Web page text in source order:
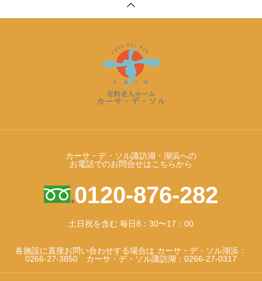
カーサ・デ・ソル諏訪湖・湖浜への
お電話でのお問合せはこちらから
0120-876-282
土日祝を含む 毎日8：30〜17：00
各施設に直接お問い合わせする場合は カーサ・デ・ソル湖浜：
0266-27-3850 カーサ・デ・ソル諏訪湖：0266-27-0317